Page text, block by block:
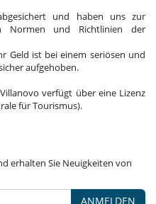
und haben uns zur
Normen und Richtlinien der
Geld ist bei einem seriösen und
aufgehoben.
verfügt über eine Lizenz
für Tourismus).
erhalten Sie Neuigkeiten von
ANMELDEN